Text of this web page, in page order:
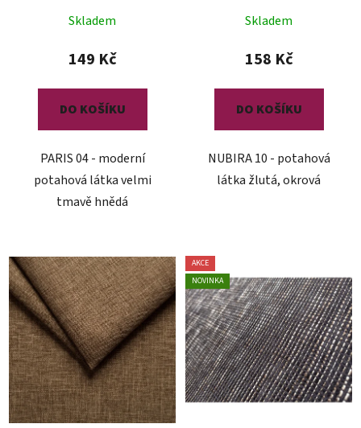
Skladem
149 Kč
DO KOŠÍKU
PARIS 04 - moderní
potahová látka velmi
tmavě hnědá
Skladem
158 Kč
DO KOŠÍKU
NUBIRA 10 - potahová
látka žlutá, okrová
AKCE
NOVINKA